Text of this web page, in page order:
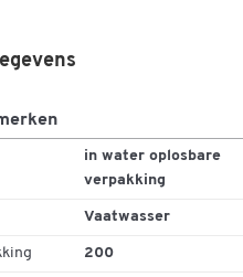
in water oplosbare
verpakking
Vaatwasser
200